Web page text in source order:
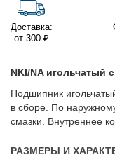
Доставка:
от 300 ₽
NKI/NA игольчатый
Подшипник
в сборе. По
смазки. Внутреннее
РАЗМЕРЫ И